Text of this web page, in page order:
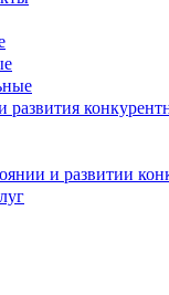
развития
и развитии